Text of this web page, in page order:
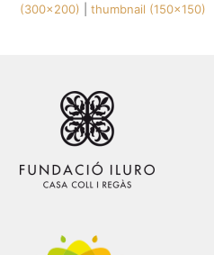
(300x200) |thumbnail (150x150)